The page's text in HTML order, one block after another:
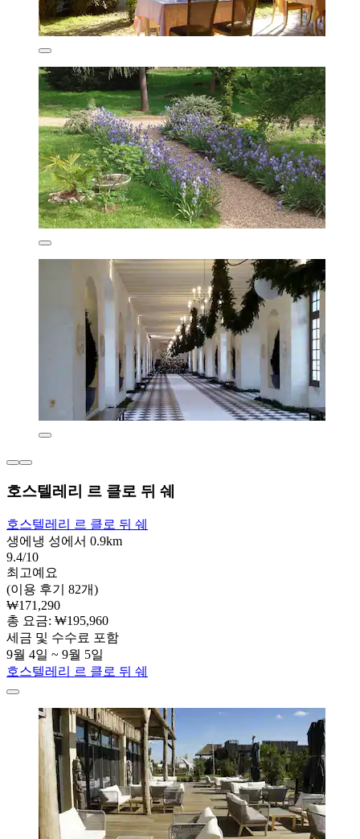
호스텔레리 르 클로 뒤 쉐
호스텔레리 르 클로 뒤 쉐
생에냉 성에서 0.9km
9.4/10
최고예요
(이용 후기 82개)
₩171,290
총 요금: ₩195,960
세금 및 수수료 포함
9월 4일 ~ 9월 5일
호스텔레리 르 클로 뒤 쉐